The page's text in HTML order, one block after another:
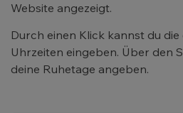
Website angezeigt.
Durch einen Klick kannst du
Uhrzeiten eingeben. Über den
deine Ruhetage angeben.